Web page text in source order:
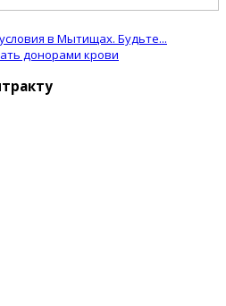
в Мытищах. Будьте...
донорами крови